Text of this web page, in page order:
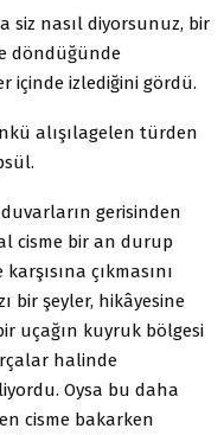
siz nasıl diyorsunuz, bir
döndüğünde
içinde izlediğini gördü.
alışılagelen türden
gerisinden
cisme bir an durup
çıkmasını
bir şeyler, hikâyesine
uçağın kuyruk bölgesi
halinde
Oysa bu daha
cisme bakarken